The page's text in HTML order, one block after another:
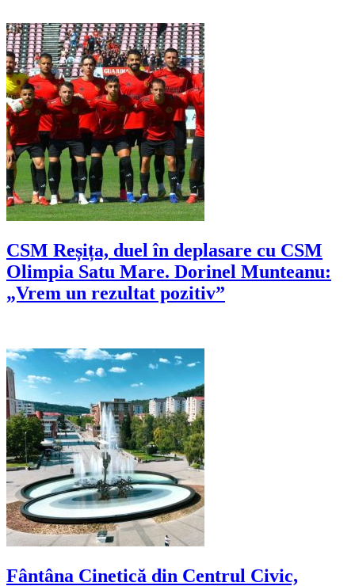
CSM Reșița, duel în deplasare cu CSM
Olimpia Satu Mare. Dorinel Munteanu:
„Vrem un rezultat pozitiv”
Fântâna Cinetică din Centrul Civic,